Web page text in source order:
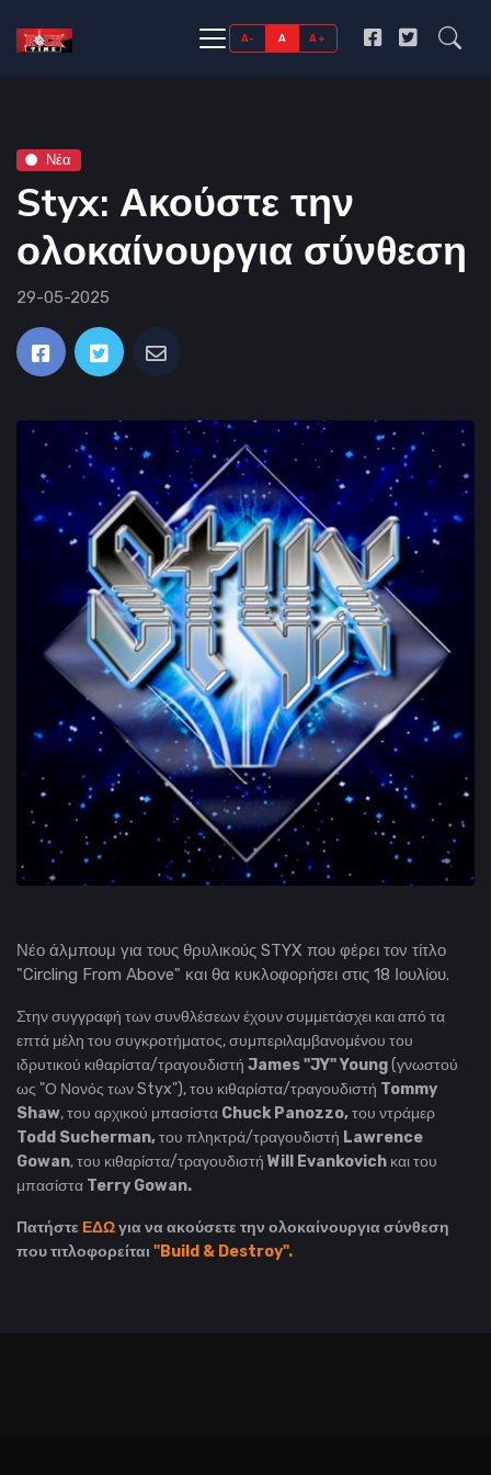
A- A A+
Νέα
Styx: Ακούστε την
ολοκαίνουργια σύνθεση
29-05-2025
Νέο άλμπουμ για τους θρυλικούς STYX που φέρει τον τίτλο
"Circling From Above" και θα κυκλοφορήσει στις 18 Ιουλίου.
Στην συγγραφή των συνθλέσεων έχουν συμμετάσχει και από τα
επτά μέλη του συγκροτήματος, συμπεριλαμβανομένου του
ιδρυτικού κιθαρίστα/τραγουδιστή James "JY" Young(γνωστού
ως "Ο Νονός των Styx"), του κιθαρίστα/τραγουδιστή Tommy
Shaw, του αρχικού μπασίστα Chuck Panozzo,του ντράμερ
Todd Sucherman,του πληκτρά/τραγουδιστή Lawrence
Gowan, του κιθαρίστα/τραγουδιστή Will Evankovich και του
μπασίστα Terry Gowan.
Πατήστε ΕΔΩγια να ακούσετε την ολοκαίνουργια σύνθεση
που τιτλοφορείται "Build & Destroy".